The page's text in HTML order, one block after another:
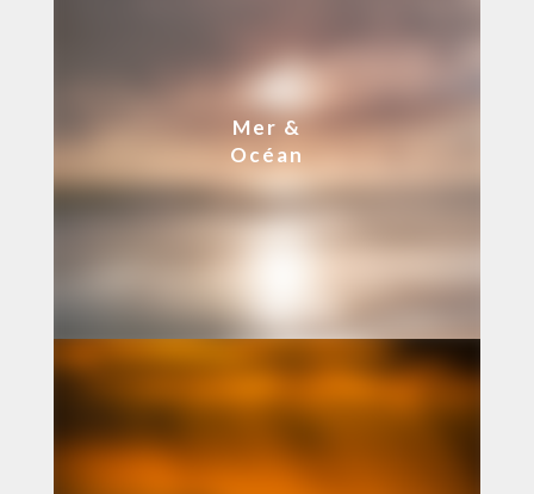
Mer &
Océan